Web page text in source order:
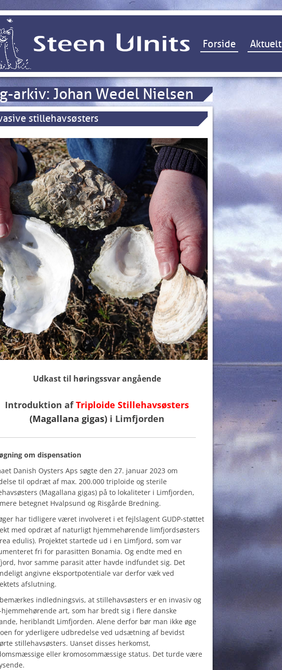
Hop til indhold
Forside Aktuelt
arkiv: Johan Wedel Nielsen
stillehavsøsters
Udkast til høringssvar angående
Introduktion afTriploide Stillehavsøsters
(Magallana gigas) i Limfjorden
om dispensation
Danish Oysters Aps søgte den 27. januar 2023 om
til opdræt af max. 200.000 triploide og sterile
(Magallana gigas) på to lokaliteter i Limfjorden,
betegnet Hvalpsund og Risgårde Bredning.
har tidligere været involveret i et fejlslagent GUDP-støttet
med opdræt af naturligt hjemmehørende limfjordsøsters
edulis). Projektet startede ud i en Limfjord, som var
fri for parasitten Bonamia. Og endte med en
hvor samme parasit atter havde indfundet sig. Det
angivne eksportpotentiale var derfor væk ved
afslutning.
indledningsvis, at stillehavsøsters er en invasiv og
hjemmehørende art, som har bredt sig i flere danske
heriblandt Limfjorden. Alene derfor bør man ikke øge
for yderligere udbredelse ved udsætning af bevidst
stillehavsøsters. Uanset disses herkomst,
eller kromosommæssige status. Det turde være